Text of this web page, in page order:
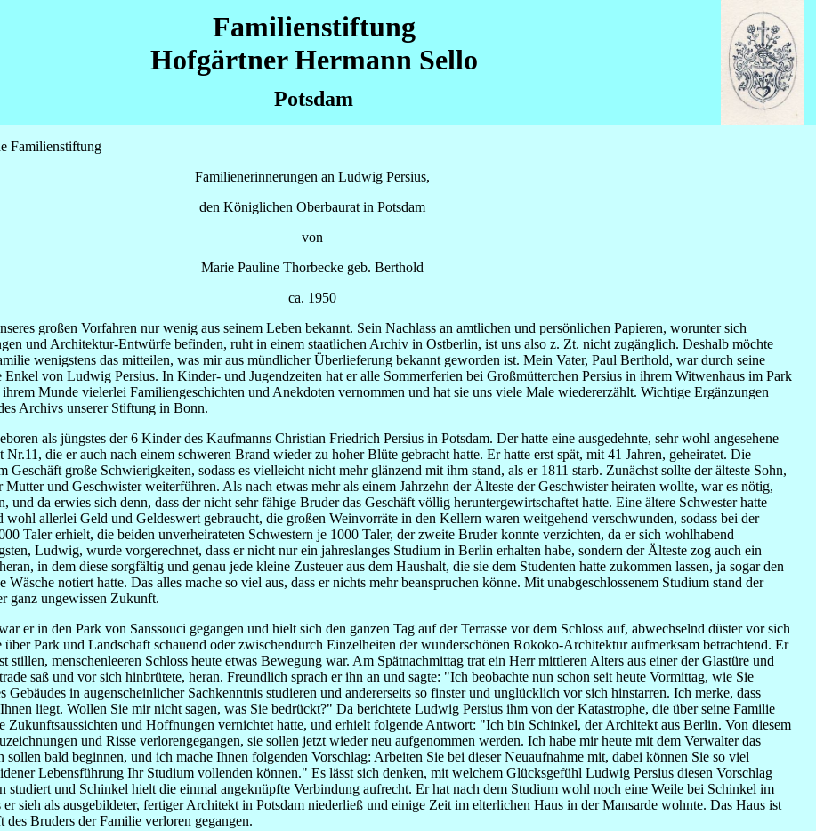
Familienstiftung
Hofgärtner Hermann Sello
Potsdam
Familienstiftung
Familienerinnerungen an Ludwig Persius,
den Königlichen Oberbaurat in Potsdam
von
Marie Pauline Thorbecke geb. Berthold
ca. 1950
großen Vorfahren nur wenig aus seinem Leben bekannt. Sein Nachlass an amtlichen und persönlichen Papieren, worunter sich
und Architektur-Entwürfe befinden, ruht in einem staatlichen Archiv in Ostberlin, ist uns also z. Zt. nicht zugänglich. Deshalb möchte
wenigstens das mitteilen, was mir aus mündlicher Überlieferung bekannt geworden ist. Mein Vater, Paul Berthold, war durch seine
Enkel von Ludwig Persius. In Kinder- und Jugendzeiten hat er alle Sommerferien bei Großmütterchen Persius in ihrem Witwenhaus im Park
Munde vielerlei Familiengeschichten und Anekdoten vernommen und hat sie uns viele Male wiedererzählt. Wichtige Ergänzungen
Archivs unserer Stiftung in Bonn.
als jüngstes der 6 Kinder des Kaufmanns Christian Friedrich Persius in Potsdam. Der hatte eine ausgedehnte, sehr wohl angesehene
die er auch nach einem schweren Brand wieder zu hoher Blüte gebracht hatte. Er hatte erst spät, mit 41 Jahren, geheiratet. Die
Geschäft große Schwierigkeiten, sodass es vielleicht nicht mehr glänzend mit ihm stand, als er 1811 starb. Zunächst sollte der älteste Sohn,
Mutter und Geschwister weiterführen. Als nach etwas mehr als einem Jahrzehn der Älteste der Geschwister heiraten wollte, war es nötig,
und da erwies sich denn, dass der nicht sehr fähige Bruder das Geschäft völlig heruntergewirtschaftet hatte. Eine ältere Schwester hatte
wohl allerlei Geld und Geldeswert gebraucht, die großen Weinvorräte in den Kellern waren weitgehend verschwunden, sodass bei der
Taler erhielt, die beiden unverheirateten Schwestern je 1000 Taler, der zweite Bruder konnte verzichten, da er sich wohlhabend
Ludwig, wurde vorgerechnet, dass er nicht nur ein jahreslanges Studium in Berlin erhalten habe, sondern der Älteste zog auch ein
in dem diese sorgfältig und genau jede kleine Zusteuer aus dem Haushalt, die sie dem Studenten hatte zukommen lassen, ja sogar den
notiert hatte. Das alles mache so viel aus, dass er nichts mehr beanspruchen könne. Mit unabgeschlossenem Studium stand der
ganz ungewissen Zukunft.
er in den Park von Sanssouci gegangen und hielt sich den ganzen Tag auf der Terrasse vor dem Schloss auf, abwechselnd düster vor sich
Park und Landschaft schauend oder zwischendurch Einzelheiten der wunderschönen Rokoko-Architektur aufmerksam betrachtend. Er
stillen, menschenleeren Schloss heute etwas Bewegung war. Am Spätnachmittag trat ein Herr mittleren Alters aus einer der Glastüre und
saß und vor sich hinbrütete, heran. Freundlich sprach er ihn an und sagte: "Ich beobachte nun schon seit heute Vormittag, wie Sie
Gebäudes in augenscheinlicher Sachkenntnis studieren und andererseits so finster und unglücklich vor sich hinstarren. Ich merke, dass
liegt. Wollen Sie mir nicht sagen, was Sie bedrückt?" Da berichtete Ludwig Persius ihm von der Katastrophe, die über seine Familie
Zukunftsaussichten und Hoffnungen vernichtet hatte, und erhielt folgende Antwort: "Ich bin Schinkel, der Architekt aus Berlin. Von diesem
und Risse verlorengegangen, sie sollen jetzt wieder neu aufgenommen werden. Ich habe mir heute mit dem Verwalter das
sollen bald beginnen, und ich mache Ihnen folgenden Vorschlag: Arbeiten Sie bei dieser Neuaufnahme mit, dabei können Sie so viel
Lebensführung Ihr Studium vollenden können." Es lässt sich denken, mit welchem Glücksgefühl Ludwig Persius diesen Vorschlag
studiert und Schinkel hielt die einmal angeknüpfte Verbindung aufrecht. Er hat nach dem Studium wohl noch eine Weile bei Schinkel im
sieh als ausgebildeter, fertiger Architekt in Potsdam niederließ und einige Zeit im elterlichen Haus in der Mansarde wohnte. Das Haus ist
des Bruders der Familie verloren gegangen.